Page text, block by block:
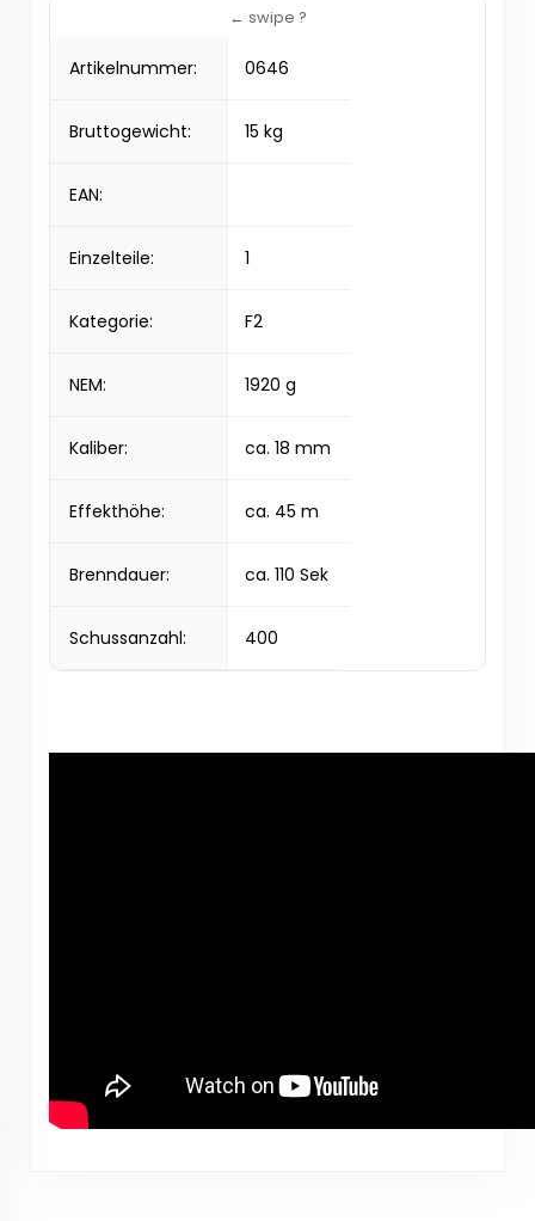
Artikelnummer: 0646
Bruttogewicht: 15 kg
EAN:
Einzelteile: 1
Kategorie: F2
NEM: 1920 g
Kaliber: ca. 18 mm
Effekthöhe: ca. 45 m
Brenndauer: ca. 110 Sek
Schussanzahl: 400